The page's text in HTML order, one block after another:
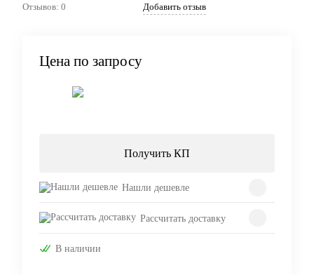
Отзывов: 0 Добавить отзыв
Цена по запросу
Получить КП
Нашли дешевле
Рассчитать доставку
В наличии